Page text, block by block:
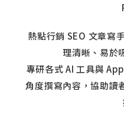
熱點行銷 SEO 文章寫
理清晰、易於
專研各式 AI 工具與
角度撰寫內容，協助讀